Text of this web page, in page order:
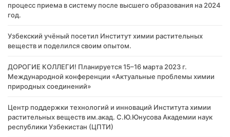
процесс приема в систему после высшего образования на 2024
год.
Узбекский учёный посетил Институт химии растительных
веществ и поделился своим опытом.
ДОРОГИЕ КОЛЛЕГИ! Планируется 15–16 марта 2023 г.
Международной конференции «Актуальные проблемы химии
природных соединений»
Центр поддержки технологий и инноваций Института химии
растительных веществ им.акад. С.Ю.Юнусова Академии наук
республики Узбекистан (ЦПТИ)